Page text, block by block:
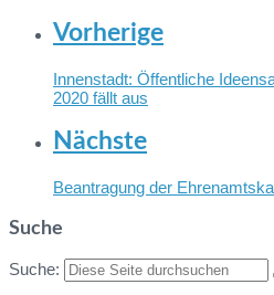
Vorherige
Innenstadt: Öffentliche
2020 fällt aus
Nächste
Beantragung der
Suche
Suche: